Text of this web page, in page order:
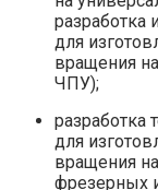
разработка
для
вращения
ЧПУ);
разработка
для
вращения
фрезерных